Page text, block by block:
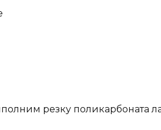
резку поликарбоната